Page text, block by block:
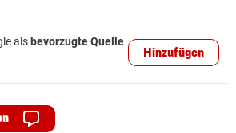
als bevorzugte Quelle
Hinzufügen